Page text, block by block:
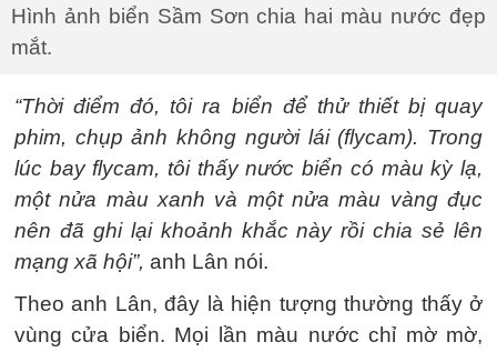
Hình ảnh biển Sầm Sơn chia hai màu nước đẹp
mắt.
“Thời điểm đó, tôi ra biển để thử thiết bị quay
phim, chụp ảnh không người lái (flycam). Trong
lúc bay flycam, tôi thấy nước biển có màu kỳ lạ,
một nửa màu xanh và một nửa màu vàng đục
nên đã ghi lại khoảnh khắc này rồi chia sẻ lên
mạng xã hội”, anh Lân nói.
Theo anh Lân, đây là hiện tượng thường thấy ở
vùng cửa biển. Mọi lần màu nước chỉ mờ mờ,